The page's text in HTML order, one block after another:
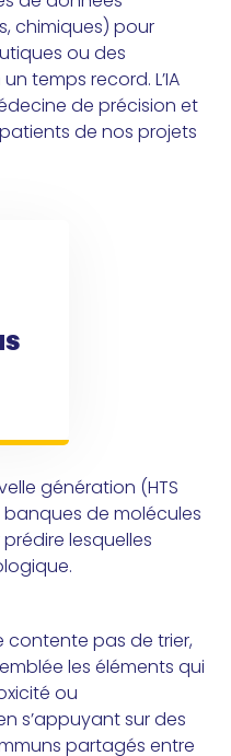
chimiques) pour
ou des
temps record. L’IA
de précision et
de nos projets
génération (HTS
banques de molécules
lesquelles
contente pas de trier,
les éléments qui
ou
s’appuyant sur des
partagés entre